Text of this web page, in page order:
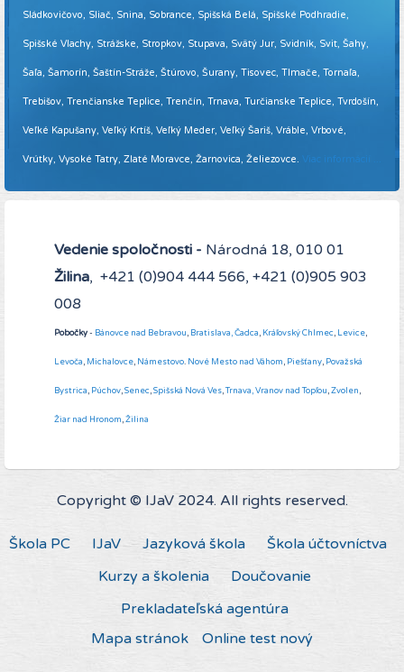
Sládkovičovo, Sliač, Snina, Sobrance, Spišská Belá, Spišské Podhradie,
Spišské Vlachy, Strážske, Stropkov, Stupava, Svätý Jur, Svidník, Svit, Šahy,
Šaľa, Šamorín, Šaštín-Stráže, Štúrovo, Šurany, Tisovec, Tlmače, Tornaľa,
Trebišov, Trenčianske Teplice, Trenčín, Trnava, Turčianske Teplice, Tvrdošín,
Veľké Kapušany, Veľký Krtíš, Veľký Meder, Veľký Šariš, Vráble, Vrbové,
Vrútky, Vysoké Tatry, Zlaté Moravce, Žarnovica, Želiezovce. Viac informácií ...
Vedenie spoločnosti - Národná 18, 010 01
Žilina, +421 (0)904 444 566, +421 (0)905 903
008
Pobočky- Bánovce nad Bebravou, Bratislava,Čadca, Kráľovský Chlmec, Levice,
Levoča, Michalovce, Námestovo. Nové Mesto nad Váhom, Piešťany, Považská
Bystrica, Púchov,Senec,Spišská Nová Ves,Trnava,Vranov nad Topľou,Zvolen,
Žiar nad Hronom,Žilina
Copyright © IJaV 2024. All rights reserved.
Škola PC IJaV Jazyková škola
Škola účtovníctva
Kurzy a školenia
Doučovanie
Prekladateľská agentúra
Mapa stránok
Online test nový